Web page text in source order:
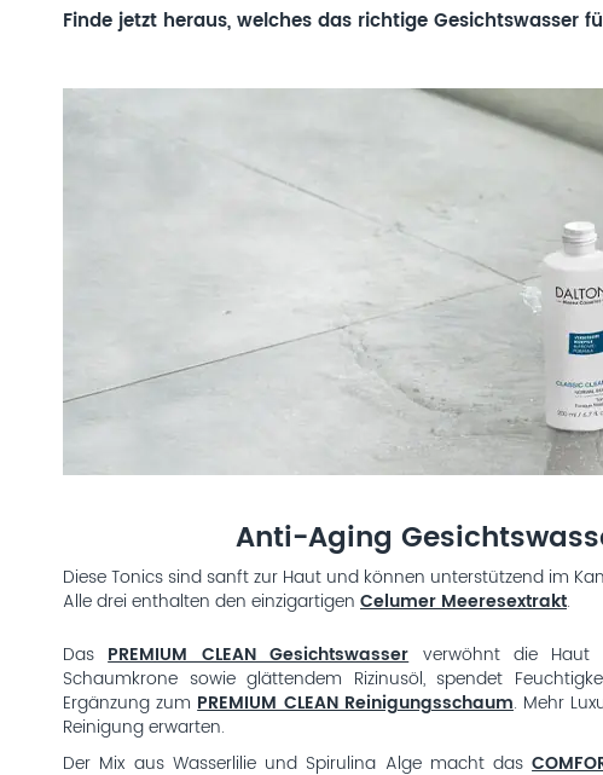
Finde jetzt heraus, welches das richtige Gesichtswasser
Anti-Aging
Diese Tonics sind sanft zur Haut und können unterstützend im
Alle drei enthalten den einzigartigen Celumer Meeresextrakt.
DasPREMIUM CLEAN Gesichtswasserverwöhnt die Haut
Schaumkrone sowie glättendem Rizinusöl, spendet
Ergänzung zumPREMIUM CLEAN Reinigungsschaum. Mehr
Reinigung erwarten.
Der Mix aus Wasserlilie und Spirulina Alge macht das